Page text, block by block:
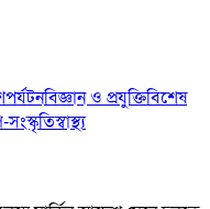
পর্যটনবিজ্ঞান ও প্রযুক্তিবিশেষ
সংস্কৃতিস্বাস্থ্য